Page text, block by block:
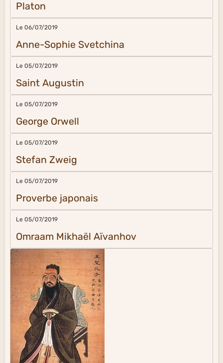
Platon
Le 06/07/2019
Anne-Sophie Svetchina
Le 05/07/2019
Saint Augustin
Le 05/07/2019
George Orwell
Le 05/07/2019
Stefan Zweig
Le 05/07/2019
Proverbe japonais
Le 05/07/2019
Omraam Mikhaël Aïvanhov